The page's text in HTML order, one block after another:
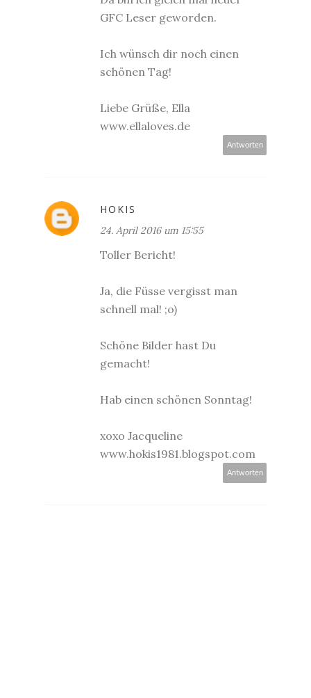
GFC Leser geworden.
Ich wünsch dir noch einen
schönen Tag!
Liebe Grüße, Ella
www.ellaloves.de
Antworten
HOKIS
24. April 2016 um 15:55
Toller Bericht!
Ja, die Füsse vergisst man
schnell mal! ;o)
Schöne Bilder hast Du
gemacht!
Hab einen schönen Sonntag!
xoxo Jacqueline
www.hokis1981.blogspot.com
Antworten